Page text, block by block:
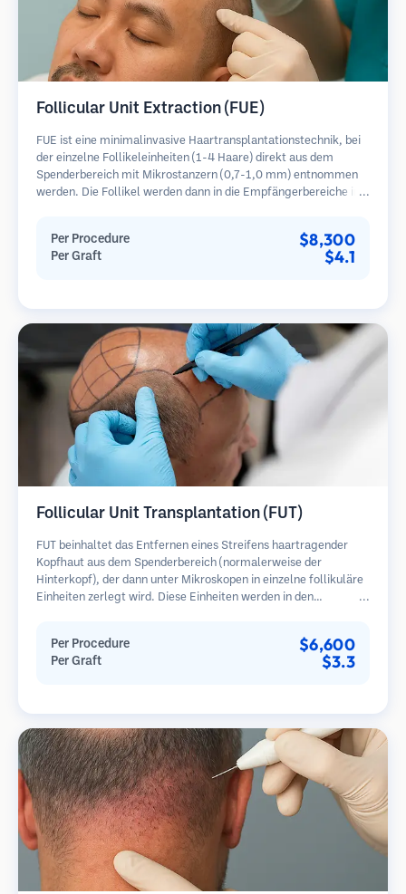
Follicular Unit Extraction (FUE)
FUE ist eine minimalinvasive Haartransplantationstechnik, bei
der einzelne Follikeleinheiten (1-4 Haare) direkt aus dem
Spenderbereich mit Mikrostanzern (0,7-1,0 mm) entnommen
werden. Die Follikel werden dann in die Empfängerbereiche in
im Vergleich zu Streifenentnahmemethoden.
Per Procedure $8,300
Per Graft $4.1
Follicular Unit Transplantation (FUT)
FUT beinhaltet das Entfernen eines Streifens haartragender
Kopfhaut aus dem Spenderbereich (normalerweise der
Hinterkopf), der dann unter Mikroskopen in einzelne follikuläre
Einheiten zerlegt wird. Diese Einheiten werden in den
eine lineare Narbe.
Per Procedure $6,600
Per Graft $3.3